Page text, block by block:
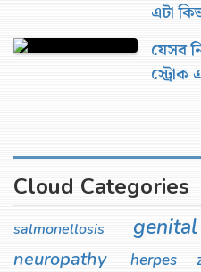
এটা
যেসব
স্ট্রোক
Cloud Categories
salmonellosis
neuropathy herpes